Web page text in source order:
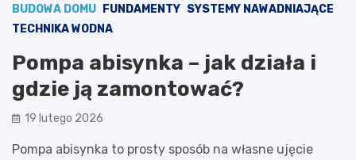
BUDOWA DOMU FUNDAMENTY SYSTEMY NAWADNIAJĄCE
TECHNIKA WODNA
Pompa abisynka – jak działa i
gdzie ją zamontować?
19 lutego 2026
Pompa abisynka to prosty sposób na własne ujęcie